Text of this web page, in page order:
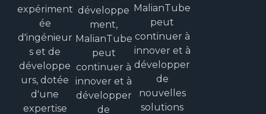
expériment
ée
d'ingénieur
s et de
développe
urs, dotée
d'une
expertise
développe
ment,
MalianTube
peut
continuer à
innover et à
développer
de
MalianTube
peut
continuer à
innover et à
développer
de
nouvelles
solutions